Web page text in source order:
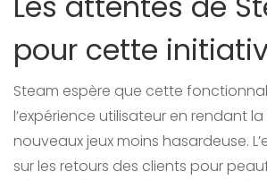
pour cette
Steam espère que cette
l’expérience utilisateur en rendant
nouveaux jeux moins hasardeuse.
sur les retours des clients pour